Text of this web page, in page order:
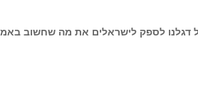
דגלנו לספק לישראלים את מה שחשוב